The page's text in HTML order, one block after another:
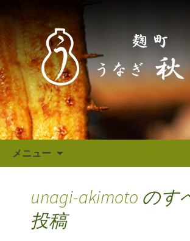
東京（麹町／半蔵
秋本からのお知らせ
東京（麹町／半蔵門） う
らのお知らせ
メニュー
unagi-akimoto のす
投稿